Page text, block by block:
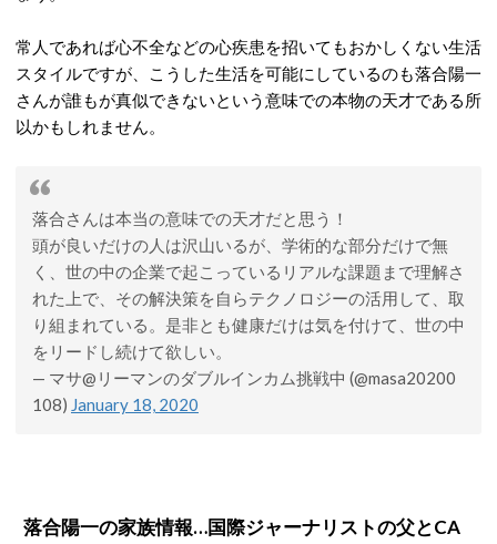
常人であれば心不全などの心疾患を招いてもおかしくない生活
スタイルですが、こうした生活を可能にしているのも落合陽一
さんが誰もが真似できないという意味での本物の天才である所
以かもしれません。
落合さんは本当の意味での天才だと思う！
頭が良いだけの人は沢山いるが、学術的な部分だけで無
く、世の中の企業で起こっているリアルな課題まで理解さ
れた上で、その解決策を自らテクノロジーの活用して、取
り組まれている。是非とも健康だけは気を付けて、世の中
をリードし続けて欲しい。
— マサ@リーマンのダブルインカム挑戦中 (@masa20200
108) January 18, 2020
落合陽一の家族情報…国際ジャーナリストの父とCA